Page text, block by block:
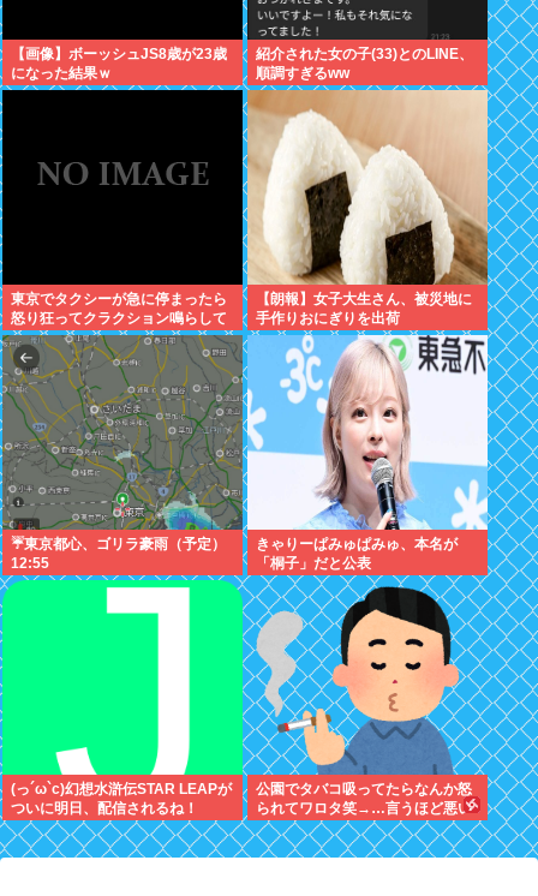
【画像】ボーッシュJS8歳が23歳
になった結果ｗ
紹介された女の子(33)とのLINE、
順調すぎるww
東京でタクシーが急に停まったら
怒り狂ってクラクション鳴らして
るやつ、だいたい田舎ナンバー
www
【朗報】女子大生さん、被災地に
手作りおにぎりを出荷
☔東京都心、ゴリラ豪雨（予定）
12:55
きゃりーぱみゅぱみゅ、本名が
「桐子」だと公表
(っ´ω`c)幻想水滸伝STAR LEAPが
ついに明日、配信されるね！
公園でタバコ吸ってたらなんか怒
られてワロタ笑→…言うほど悪い
か？